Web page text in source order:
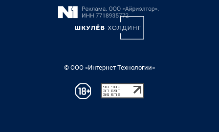
© ООО «Интернет Технологии»